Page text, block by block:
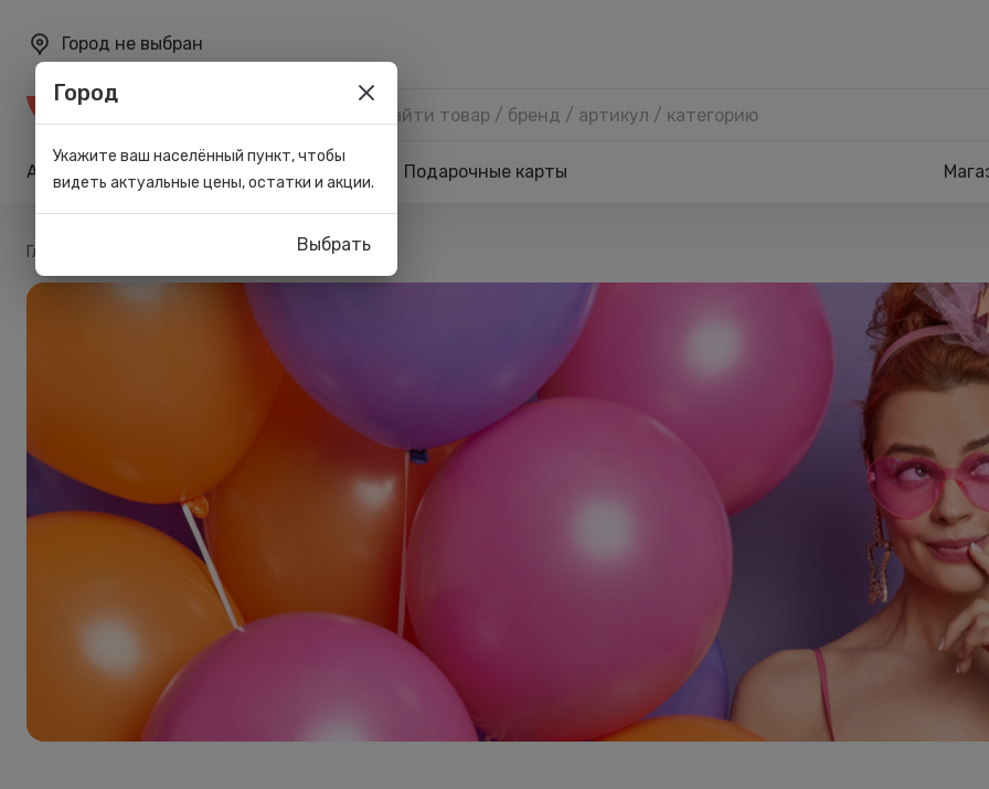
Город не выбран
Акции Карта лояльности Подарочные карты
Главная
Город
Укажите ваш населённый пункт, чтобы
видеть актуальные цены, остатки и акции.
Выбрать